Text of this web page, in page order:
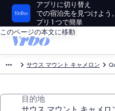
アプリに切り替え
での宿泊先を見つけよう
プリ 1 つで簡単
このページの本文に移動
サウス マウント キャメロン
目的地